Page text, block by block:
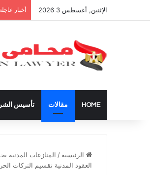
الإثنين, أغسطس 3 2026 أخبار عاجلة
HOME مقالات تأسيس
الرئيسية / المنازعات المدنية
العقود المدنية تقسيم التركات